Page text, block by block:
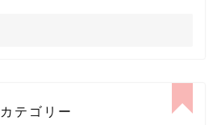
カテゴリー